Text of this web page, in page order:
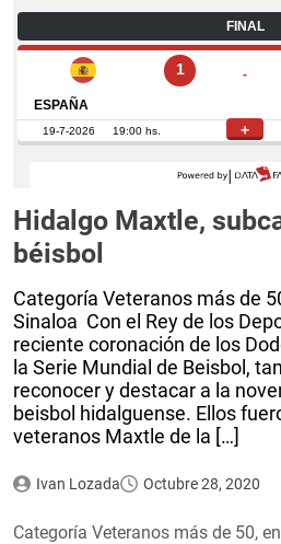
Hidalgo Maxtle,
béisbol
Categoría Veteranos más de
Sinaloa Con el Rey de los
reciente coronación de los
la Serie Mundial de Beisbol,
reconocer y destacar a la
beisbol hidalguense. Ellos
veteranos Maxtle de la […]
Ivan Lozada Octubre 28, 2020
Categoría Veteranos más de 50,